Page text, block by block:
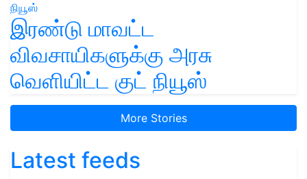
இரண்டு மாவட்ட
விவசாயிகளுக்கு அரசு
வெளியிட்ட குட் நியூஸ்
More Stories
Latest feeds